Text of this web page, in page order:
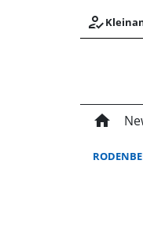
how_to_reg
home